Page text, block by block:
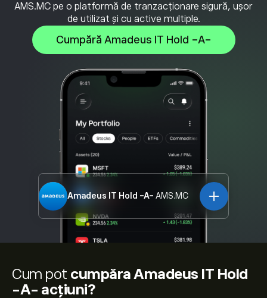
AMS.MC pe o platformă de tranzacționare sigură, ușor
de utilizat și cu active multiple.
Cumpără Amadeus IT Hold -A-
Amadeus IT Hold -A- AMS.MC
Cum pot cumpăra Amadeus IT Hold
-A- acțiuni?